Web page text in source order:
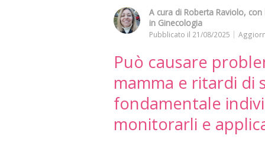
A cura di Roberta Raviolo,
in Ginecologia
Pubblicato il 21/08/2025
Può causare
mamma e ritardi di
fondamentale
monitorarli e